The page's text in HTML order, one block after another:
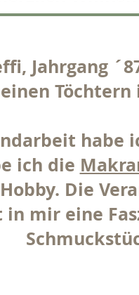
Jahrgang
habe
ich die
Die
in mir eine